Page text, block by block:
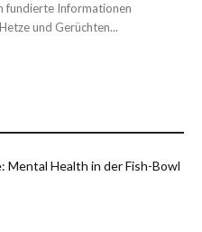
fundierte Informationen
und Gerüchten...
Mental Health in der Fish-Bowl